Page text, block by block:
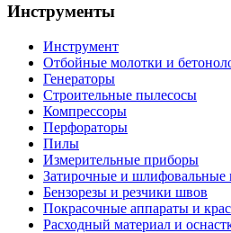
Инструменты
Инструмент
Отбойные молотки и
Генераторы
Строительные пылесосы
Компрессоры
Перфораторы
Пилы
Измерительные приборы
Затирочные и
Бензорезы и резчики швов
Покрасочные аппараты и
Расходный материал и